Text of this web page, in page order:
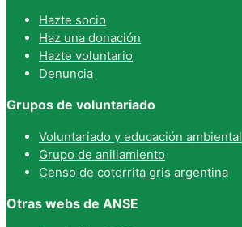
Hazte socio
Haz una donación
Hazte voluntario
Denuncia
Grupos de voluntariado
Voluntariado y educación ambiental
Grupo de anillamiento
Censo de cotorrita gris argentina
Otras webs de ANSE